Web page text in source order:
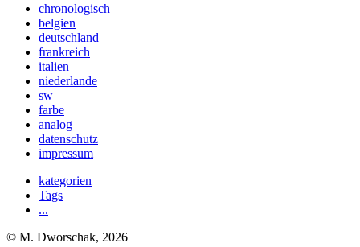
chronologisch
belgien
deutschland
frankreich
italien
niederlande
sw
farbe
analog
datenschutz
impressum
kategorien
Tags
...
© M. Dworschak, 2026